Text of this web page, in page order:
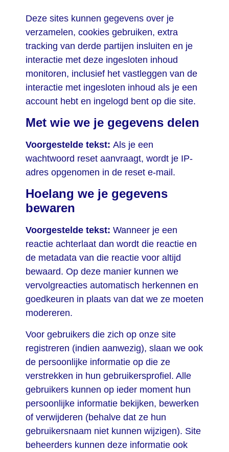
Deze sites kunnen gegevens over je
verzamelen, cookies gebruiken, extra
tracking van derde partijen insluiten en je
interactie met deze ingesloten inhoud
monitoren, inclusief het vastleggen van de
interactie met ingesloten inhoud als je een
account hebt en ingelogd bent op die site.
Met wie we je gegevens delen
Voorgestelde tekst: Als je een
wachtwoord reset aanvraagt, wordt je IP-
adres opgenomen in de reset e-mail.
Hoelang we je gegevens
bewaren
Voorgestelde tekst: Wanneer je een
reactie achterlaat dan wordt die reactie en
de metadata van die reactie voor altijd
bewaard. Op deze manier kunnen we
vervolgreacties automatisch herkennen en
goedkeuren in plaats van dat we ze moeten
modereren.
Voor gebruikers die zich op onze site
registreren (indien aanwezig), slaan we ook
de persoonlijke informatie op die ze
verstrekken in hun gebruikersprofiel. Alle
gebruikers kunnen op ieder moment hun
persoonlijke informatie bekijken, bewerken
of verwijderen (behalve dat ze hun
gebruikersnaam niet kunnen wijzigen). Site
beheerders kunnen deze informatie ook